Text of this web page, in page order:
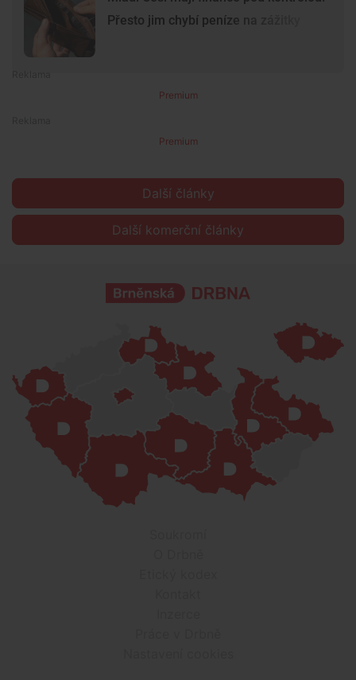
Přesto jim chybí peníze na zážitky
Premium
Premium
Další články
Další komerční články